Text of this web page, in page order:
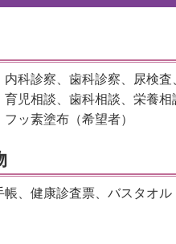
科診察、歯科診察、尿検査
児相談、歯科相談、栄養相
ッ素塗布（希望者）
帳、健康診査票、バスタオル